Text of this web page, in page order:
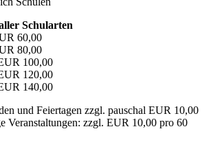
Schularten
60,00
80,00
100,00
120,00
140,00
und Feiertagen zzgl. pauschal EUR 10,00
Veranstaltungen: zzgl. EUR 10,00 pro 60